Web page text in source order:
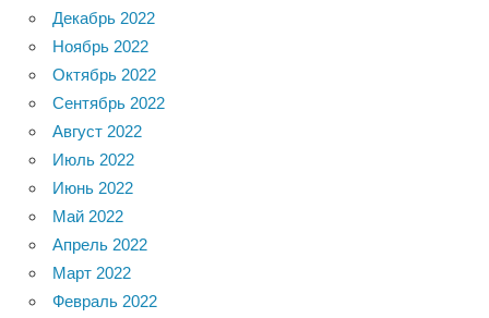
Декабрь 2022
Ноябрь 2022
Октябрь 2022
Сентябрь 2022
Август 2022
Июль 2022
Июнь 2022
Май 2022
Апрель 2022
Март 2022
Февраль 2022